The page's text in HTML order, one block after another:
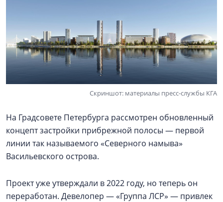
Скриншот: материалы пресс-службы КГА
На Градсовете Петербурга рассмотрен обновленный
концепт застройки прибрежной полосы — первой
линии так называемого «Северного намыва»
Васильевского острова.
Проект уже утверждали в 2022 году, но теперь он
переработан. Девелопер — «Группа ЛСР» — привлек